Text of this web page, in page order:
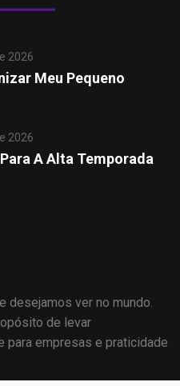
2026
Meu Pequeno
2026
A Alta Temporada
desejamos ver no mundo.
de levar
para empresas e praticidade